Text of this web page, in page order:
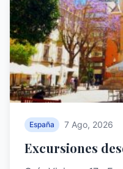
España 7 Ago, 2026
Excursiones